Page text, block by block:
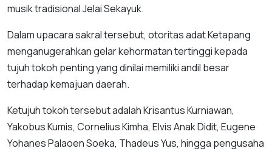
musik tradisional Jelai Sekayuk.
Dalam upacara sakral tersebut, otoritas adat Ketapang
menganugerahkan gelar kehormatan tertinggi kepada
tujuh tokoh penting yang dinilai memiliki andil besar
terhadap kemajuan daerah.
Ketujuh tokoh tersebut adalah Krisantus Kurniawan,
Yakobus Kumis, Cornelius Kimha, Elvis Anak Didit, Eugene
Yohanes Palaoen Soeka, Thadeus Yus, hingga pengusaha